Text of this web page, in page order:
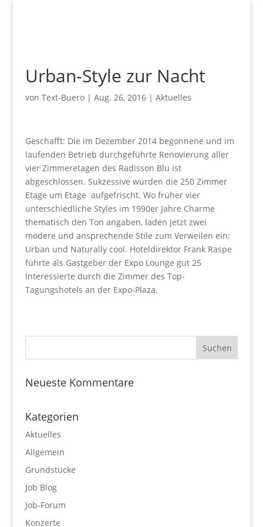
Urban-Style zur Nacht
von Text-Buero| Aug. 26, 2016| Aktuelles
Geschafft: Die im Dezember 2014 begonnene und im
laufenden Betrieb durchgeführte Renovierung aller
vier Zimmeretagen des Radisson Blu ist
abgeschlossen. Sukzessive wurden die 250 Zimmer
Etage um Etage aufgefrischt. Wo früher vier
unterschiedliche Styles im 1990er Jahre Charme
thematisch den Ton angaben, laden jetzt zwei
modere und ansprechende Stile zum Verweilen ein:
Urban und Naturally cool. Hoteldirektor Frank Raspe
führte als Gastgeber der Expo Lounge gut 25
Interessierte durch die Zimmer des Top-
Tagungshotels an der Expo-Plaza.
Neueste Kommentare
Kategorien
Aktuelles
Allgemein
Grundstücke
Job Blog
Job-Forum
Konzerte